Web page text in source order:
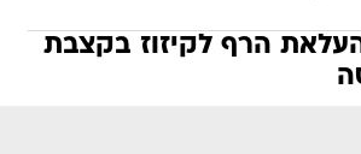
הרף לקיזוז בקצבת